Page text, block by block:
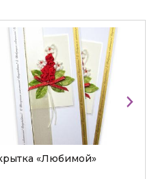
«Любимой»